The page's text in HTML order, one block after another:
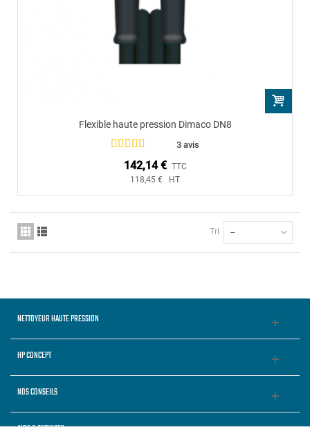
Flexible haute pression Dimaco DN8
3 avis
142,14 € TTC
118,45 € HT
Tri --
NETTOYEUR HAUTE PRESSION
HP CONCEPT
NOS CONSEILS